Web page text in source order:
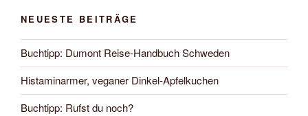
NEUESTE BEITRÄGE
Buchtipp: Dumont Reise-Handbuch Schweden
Histaminarmer, veganer Dinkel-Apfelkuchen
Buchtipp: Rufst du noch?